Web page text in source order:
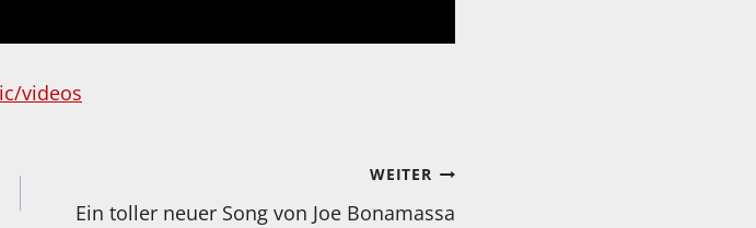
videos
WEITER
Ein toller neuer Song von Joe Bonamassa